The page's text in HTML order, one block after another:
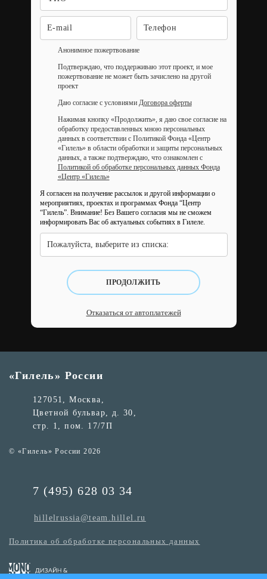
Анонимное пожертвование
Подтверждаю, что поддерживаю этот проект, и мое
пожертвование не может быть зачислено на другой
проект
Даю согласие с условиями Договора оферты
Нажимая кнопку «Продолжить», я даю свое согласие на
обработку предоставленных мною персональных
данных в соответствии с Политикой Фонда «Центр
«Гилель» в области обработки и защиты персональных
данных, а также подтверждаю, что ознакомлен с
Политикой об обработке персональных данных Фонда
«Центр «Гилель»
Я согласен на получение рассылок и другой информации о
мероприятиях, проектах и программах Фонда “Центр
“Гилель”. Внимание! Без Вашего согласия мы не сможем
информировать Вас об актуальных событиях в Гилеле.
Пожалуйста, выберите из списка:
ПРОДОЛЖИТЬ
Отказаться от автоплатежей
«Гилель» России
127051, Москва,
Цветной бульвар, д. 30,
стр. 1, пом. 17/7П
© «Гилель» России 2026
7 (495) 628 03 34
hillelrussia@team.hillel.ru
Политика об обработке персональных данных